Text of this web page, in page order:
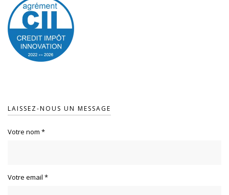
LAISSEZ-NOUS UN MESSAGE
Votre nom *
Votre email *